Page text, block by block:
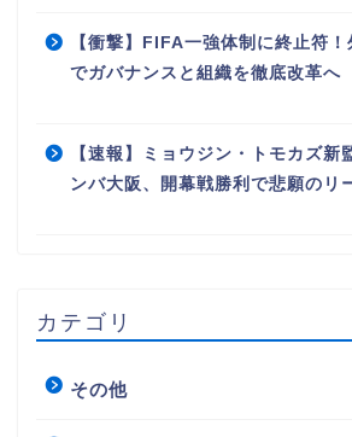
【衝撃】FIFA一強体制に終止符
でガバナンスと組織を徹底改革へ
【速報】ミョウジン・トモカズ新
ンバ大阪、開幕戦勝利で悲願のリ
カテゴリ
その他